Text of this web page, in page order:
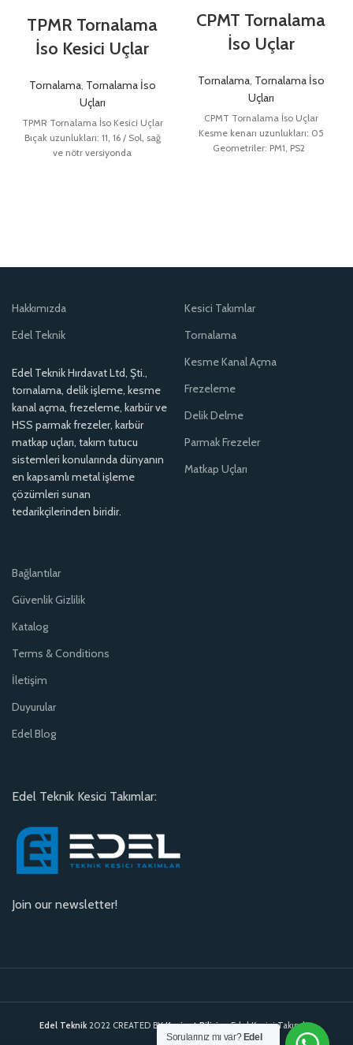
TPMR Tornalama
İso Kesici Uçlar
Tornalama, Tornalama İso
Uçları
TPMR Tornalama İso Kesici Uçlar
Bıçak uzunlukları: 11, 16 / Sol, sağ
ve nötr versiyonda
CPMT Tornalama
İso Uçlar
Tornalama, Tornalama İso
Uçları
CPMT Tornalama İso Uçlar
Kesme kenarı uzunlukları: 05
Geometriler: PM1, PS2
Hakkımızda
Edel Teknik
Edel Teknik Hırdavat Ltd, Şti.,
tornalama, delik işleme, kesme
kanal açma, frezeleme, karbür ve
HSS parmak frezeler, karbür
matkap uçları, takım tutucu
sistemleri konularında dünyanın
en kapsamlı metal işleme
çözümleri sunan
tedarikçilerinden biridir.
Kesici Takımlar
Tornalama
Kesme Kanal Açma
Frezeleme
Delik Delme
Parmak Frezeler
Matkap Uçları
Bağlantılar
Güvenlik Gizlilik
Katalog
Terms & Conditions
İletişim
Duyurular
Edel Blog
Edel Teknik Kesici Takımlar:
Join our newsletter!
Edel Teknik 2022 CREATED BYKavinet Bilişim. Edel Kesici Takımlar.
Sorularınız mı var? Edel